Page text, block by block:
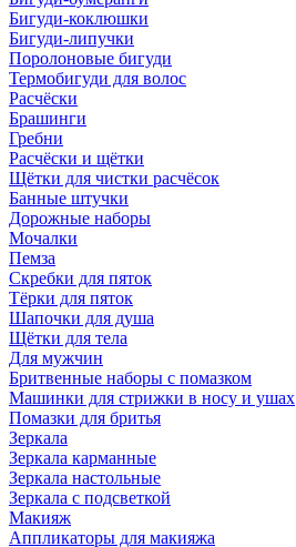
Бигуди-коклюшки
Бигуди-липучки
Поролоновые бигуди
Термобигуди для волос
Расчёски
Брашинги
Гребни
Расчёски и щётки
Щётки для чистки расчёсок
Банные штучки
Дорожные наборы
Мочалки
Пемза
Скребки для пяток
Тёрки для пяток
Шапочки для душа
Щётки для тела
Для мужчин
Бритвенные наборы с помазком
Машинки для стрижки в носу и ушах
Помазки для бритья
Зеркала
Зеркала карманные
Зеркала настольные
Зеркала с подсветкой
Макияж
Аппликаторы для макияжа